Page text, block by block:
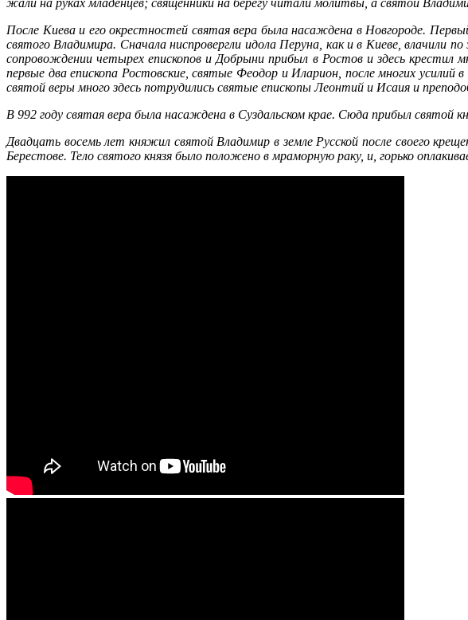
По­сле Ки­е­ва и его окрест­но­стей свя­тая ве­ра бы­ла на­саж­де­на в Нов­го­ро­де.
свя­то­го Вла­ди­ми­ра. Сна­ча­ла нис­про­верг­ли идо­ла Пе­ру­на, как и в Ки­е­ве, вла­чи­ли
со­про­вож­де­нии че­ты­рех епи­ско­пов и Доб­ры­ни при­был в Ро­стов и здесь кре­стил
пер­вые два епи­ско­па Ро­стов­ские, свя­тые Фе­о­дор и Ила­ри­он, по­сле мно­гих
свя­той ве­ры мно­го здесь по­тру­ди­лись свя­тые епи­ско­пы Леон­тий и Ис­а­ия и
В 992 го­ду свя­тая ве­ра бы­ла на­саж­де­на в Суз­даль­ском крае. Сю­да при­был свя­той
Два­дцать во­семь лет кня­жил свя­той Вла­ди­мир в зем­ле Рус­ской по­сле сво­е­го
Бе­ре­сто­ве. Те­ло свя­то­го кня­зя бы­ло по­ло­же­но в мра­мор­ную ра­ку, и, горь­ко